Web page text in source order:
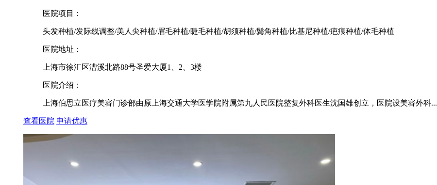
医院项目：
头发种植/发际线调整/美人尖种植/眉毛种植/睫毛种植/胡须种植/鬓角种植/比基尼种植/疤痕种植/体毛种植
医院地址：
上海市徐汇区漕溪北路88号圣爱大厦1、2、3楼
医院介绍：
上海伯思立医疗美容门诊部由原上海交通大学医学院附属第九人民医院整复外科医生沈国雄创立，医院设美容外科...
查看医院 申请优惠